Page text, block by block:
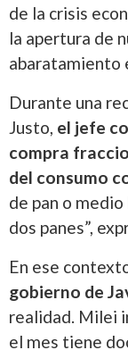
de la crisis
la apertura de
abaratamiento
Durante una
Justo, el jefe
compra
del consumo
de pan o
dos panes”,
En ese
gobierno de
realidad. Milei
el mes tiene